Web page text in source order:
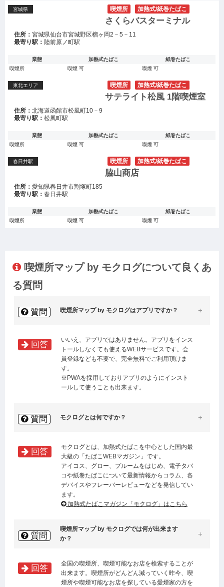
宮城県 喫煙所 加熱式/紙巻たばこ
さくらバスターミナル
住所：宮城県仙台市宮城野区榴ヶ岡2－5－11
最寄り駅： 陸前原ノ町駅
業態 加熱式たばこ
紙巻たばこ
喫煙所
喫煙 可 喫煙 可
東北エリア 喫煙所 加熱式/紙巻たばこ
サテライト松風 1階喫煙室
住所：北海道函館市松風町10－9
最寄り駅：松風町駅
業態 加熱式たばこ
紙巻たばこ
喫煙所
喫煙 可 喫煙 可
春日井駅 喫煙所 加熱式/紙巻たばこ
脇山商店
住所：愛知県春日井市割塚町185
最寄り駅：春日井駅
業態 加熱式たばこ
紙巻たばこ
喫煙所
喫煙 可 喫煙 可
喫煙所マップ by モクログについて良くあ
る質問
質問 喫煙所マップ by モクログはアプリですか？
回答
いいえ、アプリではありません。アプリをインス
トールしなくても使えるWEBサービスです。会
員登録なども不要で、完全無料でご利用頂けま
す。
※PWAを採用しておりアプリのようにインスト
ールして使うことも出来ます。
質問 モクログとは何ですか？
回答
モクログとは、加熱式たばこを中心とした国内最
大級の「たばこWEBマガジン」です。
アイコス、グロー、プルームをはじめ、電子タバ
コや紙巻たばこについて最新情報からコラム、各
デバイスやフレーバーレビューなどを発信してい
ます。
加熱式たばこマガジン「モクログ」はこちら
質問
喫煙所マップ by モクログでは何が出来ます
か？
回答
全国の喫煙所、喫煙可能なお店を検索することが
出来ます。喫煙所がどんどん減っていく昨今、喫
煙所や喫煙可能なお店を探している愛煙家の方を